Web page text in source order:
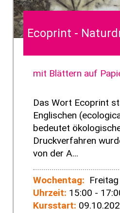
Ecoprint -
mit Blättern auf
Das Wort Ecoprint
Englischen
bedeutet
Druckverfahren
von der A...
Wochentag: Freitag
Uhrzeit: 15:00 -
Kursstart: